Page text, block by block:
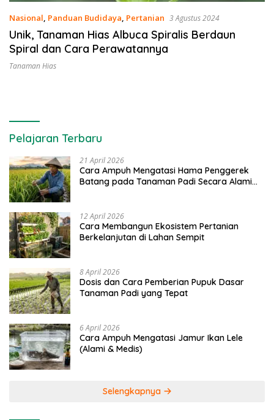
Nasional, Panduan Budidaya, Pertanian 3 Agustus 2024
Unik, Tanaman Hias Albuca Spiralis Berdaun
Spiral dan Cara Perawatannya
Tanaman Hias
Pelajaran Terbaru
21 April 2026
Cara Ampuh Mengatasi Hama Penggerek
Batang pada Tanaman Padi Secara Alami
12 April 2026
Cara Membangun Ekosistem Pertanian
Berkelanjutan di Lahan Sempit
8 April 2026
Dosis dan Cara Pemberian Pupuk Dasar
Tanaman Padi yang Tepat
6 April 2026
Cara Ampuh Mengatasi Jamur Ikan Lele
(Alami & Medis)
Selengkapnya